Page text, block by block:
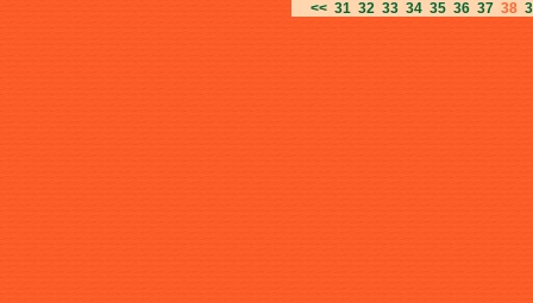
<< 31 32 33 34 35 36 37 38